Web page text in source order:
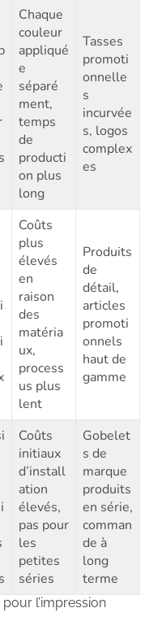
Chaque
couleur
appliqué
e
séparé
ment,
temps
de
producti
on plus
long
Tasses
promoti
onnelle
s
incurvée
s, logos
complex
es
Coûts
plus
élevés
en
raison
des
matéria
ux,
process
us plus
lent
Produits
de
détail,
articles
promoti
onnels
haut de
gamme
Coûts
initiaux
d’install
ation
élevés,
pas pour
les
petites
séries
Gobelet
s de
marque
produits
en série,
comman
de à
long
terme
l’impression